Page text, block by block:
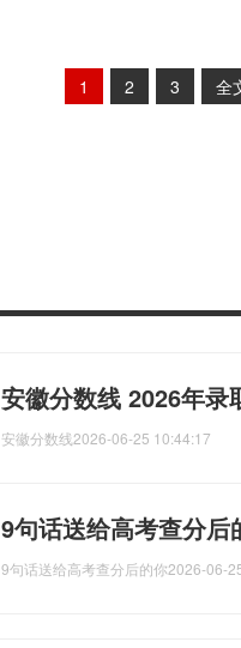
1 2 3 全
安徽分数线 2026年录
安徽分数线2026-06-25 10:44:17
9句话送给高考查分
9句话送给高考查分后的你2026-06-